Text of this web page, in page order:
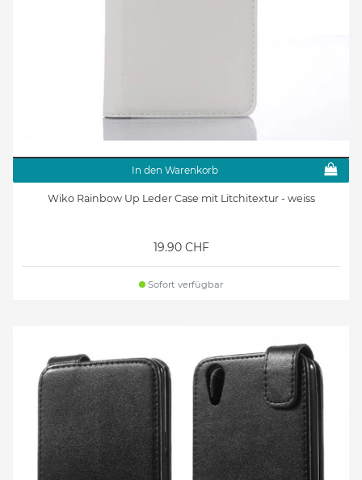
In den Warenkorb
Wiko Rainbow Up Leder Case mit Litchitextur - weiss
19.90 CHF
Sofort verfügbar